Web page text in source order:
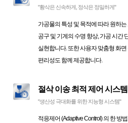
"황삭은 신속하게, 정삭은 정밀하게"
가공물의 특성 및 목적에 따라 원하
공구 및 기계의 수명 향상, 가공 시간
실현합니다. 또한 사용자 맞춤형 화
편리성도 함께 제공합니다.
절삭 이송 최적 제어 시스템
"생산성 극대화를 위한 지능형 시스템"
적응제어 (Adaptive Control) 의 한 방